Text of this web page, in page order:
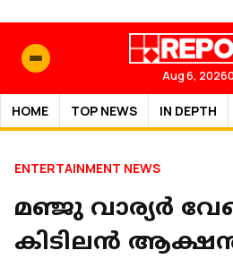
Aug 6, 2026
HOME TOP NEWS IN DEPTH
ENTERTAINMENT NEWS
മഞ്ജു വാര്യർ
കിടിലൻ ആക്ഷൻ,